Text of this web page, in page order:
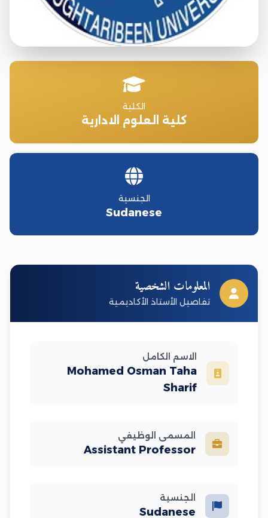
الكلية
كلية العلوم الادارية
الجنسية
Sudanese
المعلومات الشخصية
تفاصيل الأستاذ الأكاديمية
الاسم الكامل
Mohamed Osman Taha
Sharif
المسمى الوظيفي
Assistant Professor
الجنسية
Sudanese